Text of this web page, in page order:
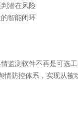
潜在风险
智能闭环
监测软件不再是可选
情防控体系，实现从